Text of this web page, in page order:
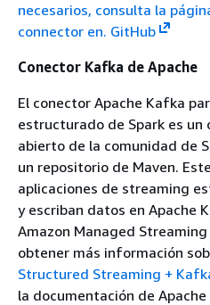
necesarios, consulta la
connector en. GitHub
Conector Kafka de Apache
El conector Apache Kafka
estructurado de Spark es un
abierto de la comunidad de
un repositorio de Maven.
aplicaciones de streaming
y escriban datos en Apache
Amazon Managed
obtener más información
Structured Streaming +
la documentación de Apache